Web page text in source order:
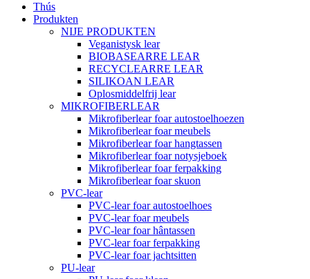
Thús
Produkten
NIJE PRODUKTEN
Veganistysk lear
BIOBASEARRE LEAR
RECYCLEARRE LEAR
SILIKOAN LEAR
Oplosmiddelfrij lear
MIKROFIBERLEAR
Mikrofiberlear foar autostoelhoezen
Mikrofiberlear foar meubels
Mikrofiberlear foar hangtassen
Mikrofiberlear foar notysjeboek
Mikrofiberlear foar ferpakking
Mikrofiberlear foar skuon
PVC-lear
PVC-lear foar autostoelhoes
PVC-lear foar meubels
PVC-lear foar hântassen
PVC-lear foar ferpakking
PVC-lear foar jachtsitten
PU-lear